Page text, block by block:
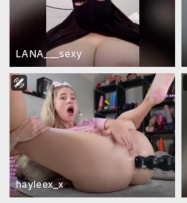
LANA___sexy
hayleex_x